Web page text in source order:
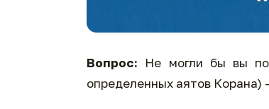
Вопрос: Не могли бы вы
определенных аятов Корана)